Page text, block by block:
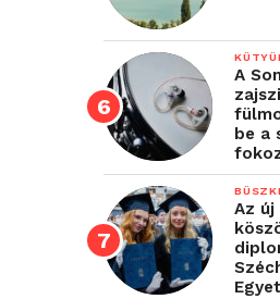
A
be a
Az új